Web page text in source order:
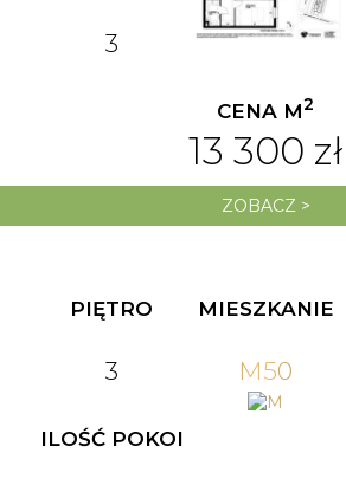
3
CENA M2
13 300 zł
ZOBACZ >
PIĘTRO
3
MIESZKANIE
M50
ILOŚĆ POKOI